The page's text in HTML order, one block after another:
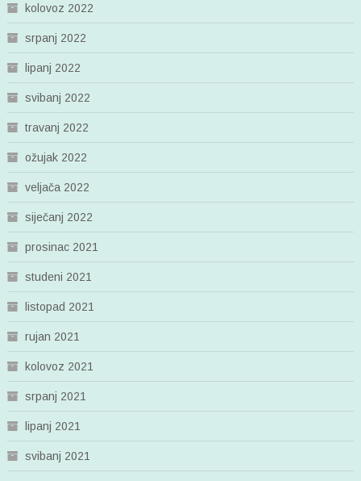
kolovoz 2022
srpanj 2022
lipanj 2022
svibanj 2022
travanj 2022
ožujak 2022
veljača 2022
siječanj 2022
prosinac 2021
studeni 2021
listopad 2021
rujan 2021
kolovoz 2021
srpanj 2021
lipanj 2021
svibanj 2021